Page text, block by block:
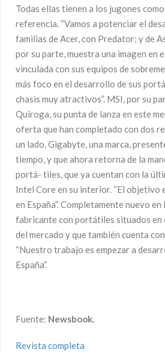
Todas ellas tienen a los jugones
referencia. “Vamos a potenciar el
familias de Acer, con Predator; y de
por su parte, muestra una imagen en
vinculada con sus equipos de
más foco en el desarrollo de sus
chasis muy atractivos”. MSI, por su
Quiroga, su punta de lanza en este
oferta que han completado con dos
un lado, Gigabyte, una marca,
tiempo, y que ahora retorna de la
portá- tiles, que ya cuentan con la
Intel Core en su interior. “El objetivo
en España”. Completamente nuevo en
fabricante con portátiles situados en
del mercado y que también cuenta
“Nuestro trabajo es empezar a
España”.
Fuente: Newsbook.
Revista completa